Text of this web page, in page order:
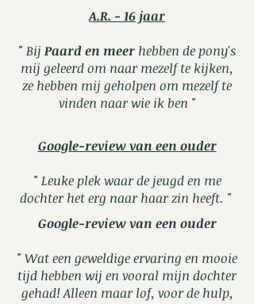
A.R. - 16 jaar
" Bij Paard en meer hebben de pony's
mij geleerd om naar mezelf te kijken,
ze hebben mij geholpen om mezelf te
vinden naar wie ik ben "
Google-review van een ouder
" Leuke plek waar de jeugd en me
dochter het erg naar haar zin heeft. "
Google-review van een ouder
" Wat een geweldige ervaring en mooie
tijd hebben wij en vooral mijn dochter
gehad! Alleen maar lof, voor de hulp,